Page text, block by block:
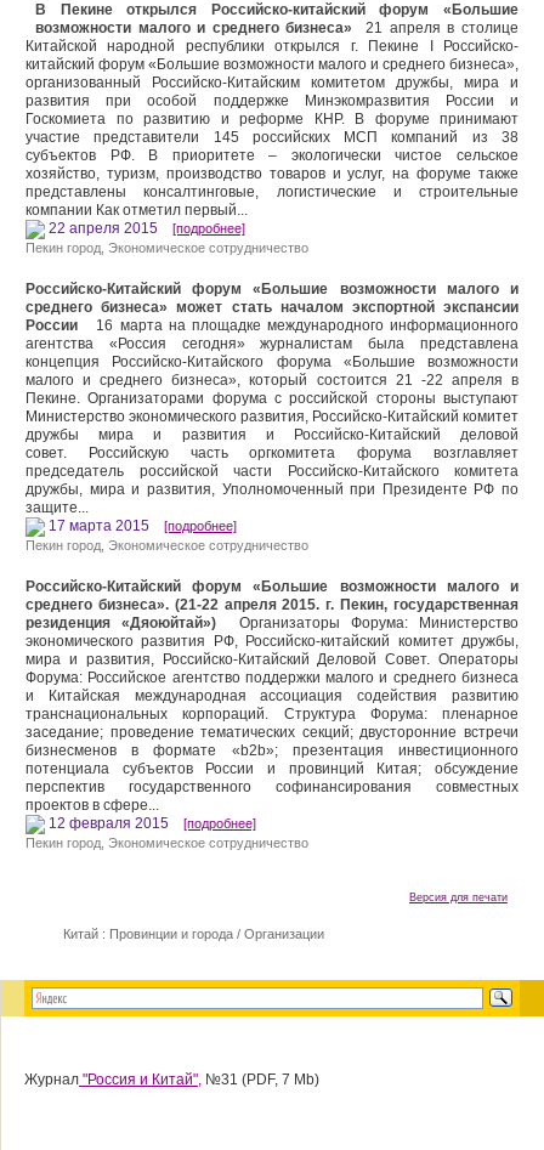
В Пекине открылся Российско-китайский форум «Большие
возможности малого и среднего бизнеса» 21 апреля в столице
Китайской народной республики открылся г. Пекине I Российско-
китайский форум «Большие возможности малого и среднего бизнеса»,
организованный Российско-Китайским комитетом дружбы, мира и
развития при особой поддержке Минэкомразвития России и
Госкомиета по развитию и реформе КНР. В форуме принимают
участие представители 145 российских МСП компаний из 38
субъектов РФ. В приоритете – экологически чистое сельское
хозяйство, туризм, производство товаров и услуг, на форуме также
представлены консалтинговые, логистические и строительные
компании Как отметил первый...
22 апреля 2015 [подробнее]
Пекин город Экономическое сотрудничество
Российско-Китайский форум «Большие возможности малого и
среднего бизнеса» может стать началом экспортной экспансии
России
16 марта на площадке международного информационного
агентства «Россия сегодня» журналистам была представлена
концепция Российско-Китайского форума «Большие возможности
малого и среднего бизнеса», который состоится 21 -22 апреля в
Пекине. Организаторами форума с российской стороны выступают
Министерство экономического развития, Российско-Китайский комитет
дружбы мира и развития и Российско-Китайский деловой
совет. Российскую часть оргкомитета форума возглавляет
председатель российской части Российско-Китайского комитета
дружбы, мира и развития, Уполномоченный при Президенте РФ по
защите...
17 марта 2015 [подробнее]
Пекин город Экономическое сотрудничество
Российско-Китайский форум «Большие возможности малого и
среднего бизнеса». (21-22 апреля 2015. г. Пекин, государственная
резиденция «Дяоюйтай») Организаторы Форума: Министерство
экономического развития РФ, Российско-китайский комитет дружбы,
мира и развития, Российско-Китайский Деловой Совет. Операторы
Форума: Российское агентство поддержки малого и среднего бизнеса
и Китайская международная ассоциация содействия развитию
транснациональных корпораций. Структура Форума: пленарное
заседание; проведение тематических секций; двусторонние встречи
бизнесменов в формате «b2b»; презентация инвестиционного
потенциала субъектов России и провинций Китая; обсуждение
перспектив государственного софинансирования совместных
проектов в сфере...
12 февраля 2015 [подробнее]
Пекин город Экономическое сотрудничество
Версия для печати
Китай : Провинции и города / Организации
Журнал "Россия и Китай", №31 (PDF, 7 Mb)